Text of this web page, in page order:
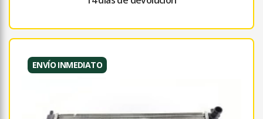
ENVÍO INMEDIATO